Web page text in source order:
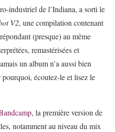
industriel de l’Indiana, a sorti le
V2, une compilation contenant
(presque) au même
remastérisées et
un album n’a aussi bien
écoutez-le et lisez le
, la première version de
notamment au niveau du mix